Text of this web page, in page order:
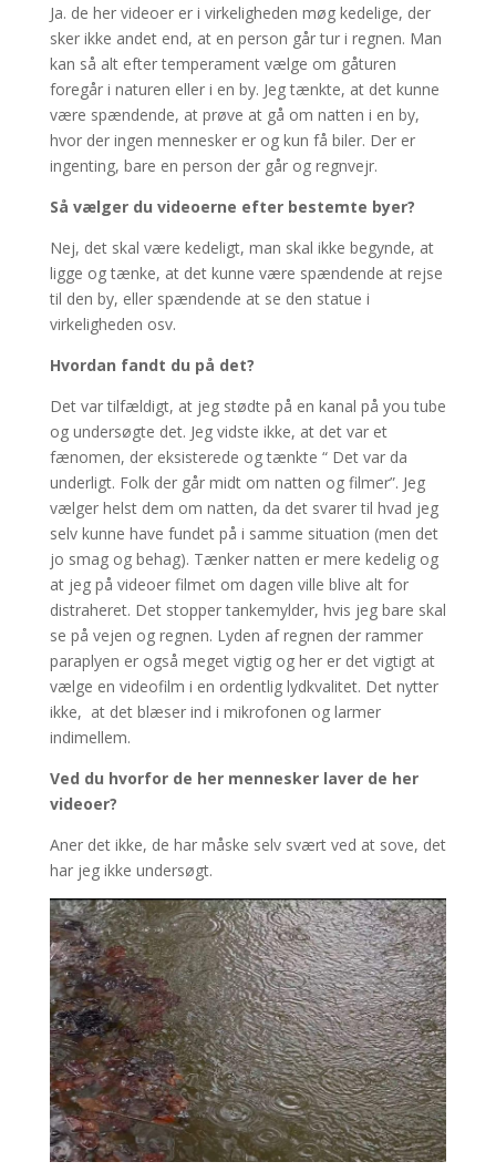
Ja. de her videoer er i virkeligheden møg kedelige, der
sker ikke andet end, at en person går tur i regnen. Man
kan så alt efter temperament vælge om gåturen
foregår i naturen eller i en by. Jeg tænkte, at det kunne
være spændende, at prøve at gå om natten i en by,
hvor der ingen mennesker er og kun få biler. Der er
ingenting, bare en person der går og regnvejr.
Så vælger du videoerne efter bestemte byer?
Nej, det skal være kedeligt, man skal ikke begynde, at
ligge og tænke, at det kunne være spændende at rejse
til den by, eller spændende at se den statue i
virkeligheden osv.
Hvordan fandt du på det?
Det var tilfældigt, at jeg stødte på en kanal på you tube
og undersøgte det. Jeg vidste ikke, at det var et
fænomen, der eksisterede og tænkte “ Det var da
underligt. Folk der går midt om natten og filmer”. Jeg
vælger helst dem om natten, da det svarer til hvad jeg
selv kunne have fundet på i samme situation (men det
jo smag og behag). Tænker natten er mere kedelig og
at jeg på videoer filmet om dagen ville blive alt for
distraheret. Det stopper tankemylder, hvis jeg bare skal
se på vejen og regnen. Lyden af regnen der rammer
paraplyen er også meget vigtig og her er det vigtigt at
vælge en videofilm i en ordentlig lydkvalitet. Det nytter
ikke, at det blæser ind i mikrofonen og larmer
indimellem.
Ved du hvorfor de her mennesker laver de her
videoer?
Aner det ikke, de har måske selv svært ved at sove, det
har jeg ikke undersøgt.